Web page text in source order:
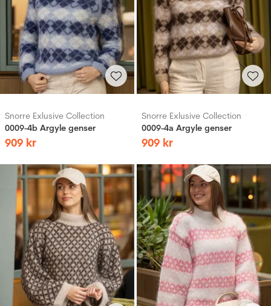
Snorre Exlusive Collection
0009-4b Argyle genser
909 kr
Snorre Exlusive Collection
0009-4a Argyle genser
909 kr